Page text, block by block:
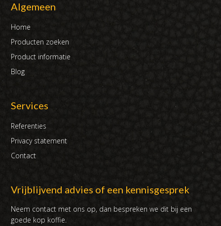
Algemeen
Home
Producten zoeken
Product informatie
Blog
Services
Referenties
Privacy statement
Contact
Vrijblijvend advies of een kennisgesprek
Neem contact met ons op, dan bespreken we dit bij een
goede kop koffie.